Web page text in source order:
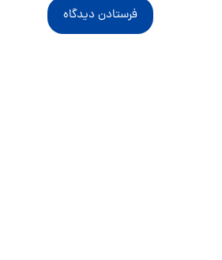
فرستادن دیدگاه